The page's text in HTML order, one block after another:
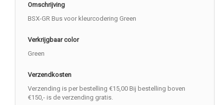
Omschrijving
BSX-GR Bus voor kleurcodering Green
Verkrijgbaar color
Green
Verzendkosten
Verzending is per bestelling €15,00 Bij bestelling boven
€150,- is de verzending gratis.